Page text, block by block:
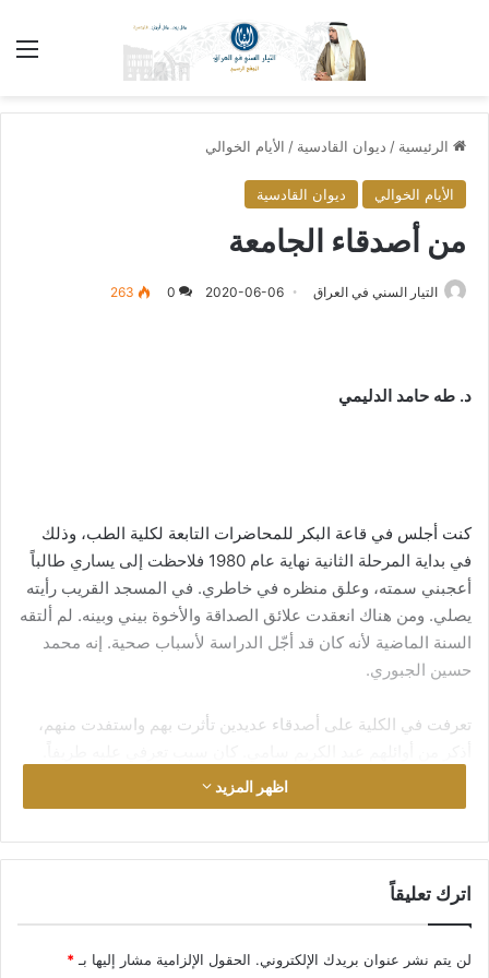
الرئيسية / ديوان القادسية / الأيام الخوالي
الأيام الخوالي ديوان القادسية
من أصدقاء الجامعة
التيار السني في العراق 2020-06-06
0
263
د. طه حامد الدليمي
كنت أجلس في قاعة البكر للمحاضرات التابعة لكلية الطب، وذلك
في بداية المرحلة الثانية نهاية عام 1980 فلاحظت إلى يساري طالباً
أعجبني سمته، وعلق منظره في خاطري. في المسجد القريب رأيته
يصلي. ومن هناك انعقدت علائق الصداقة والأخوة بيني وبينه. لم ألتقه
السنة الماضية لأنه كان قد أجّل الدراسة لأسباب صحية. إنه محمد
حسين الجبوري.
تعرفت في الكلية على أصدقاء عديدين تأثرت بهم واستفدت منهم،
في مختبر الفيزياء طلب منا (المعيد) أن نجتمع اثنين اثنين على
الأجهزة التي نجري عليها التجارب لأن عدد الأجهزة لا يكفي جميع
في الأيام الأولى أن يكون عدد الأصدقاء قليلاً، والمعرفة بهم سطحية.
حديثاً إلى مجاميع صغيرة، كل مجموعة تضم (6-7) بين طالب وطالبة
اظهر المزيد
اترك تعليقاً
لن يتم نشر عنوان بريدك الإلكتروني. الحقول الإلزامية مشار إليها بـ *